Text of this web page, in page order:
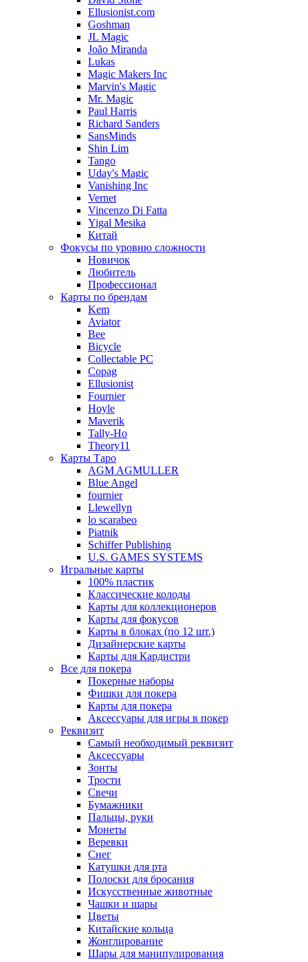
Ellusionist.com
Goshman
JL Magic
João Miranda
Lukas
Magic Makers Inc
Marvin's Magic
Mr. Magic
Paul Harris
Richard Sanders
SansMinds
Shin Lim
Tango
Uday's Magic
Vanishing Inc
Vernet
Vincenzo Di Fatta
Yigal Mesika
Китай
Фокусы по уровню сложности
Новичок
Любитель
Профессионал
Карты по брендам
Kem
Aviator
Bee
Bicycle
Collectable PC
Copag
Ellusionist
Fournier
Hoyle
Maverik
Tally-Ho
Theory11
Карты Таро
AGM AGMULLER
Blue Angel
fournier
Llewellyn
lo scarabeo
Piatnik
Schiffer Publishing
U.S. GAMES SYSTEMS
Игральные карты
100% пластик
Классические колоды
Карты для коллекционеров
Карты для фокусов
Карты в блоках (по 12 шт.)
Дизайнерские карты
Карты для Кардистри
Все для покера
Покерные наборы
Фишки для покера
Карты для покера
Аксессуары для игры в покер
Реквизит
Самый необходимый реквизит
Аксессуары
Зонты
Трости
Свечи
Бумажники
Пальцы, руки
Монеты
Веревки
Снег
Катушки для рта
Полоски для бросания
Искусственные животные
Чашки и шары
Цветы
Китайские кольца
Жонглирование
Шары для манипулирования